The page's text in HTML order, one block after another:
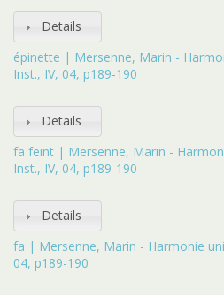
Details
épinette | Mersenne, Marin -
Inst., IV, 04, p189-190
Details
fa feint | Mersenne, Marin -
Inst., IV, 04, p189-190
Details
fa | Mersenne, Marin - Harmonie
04, p189-190